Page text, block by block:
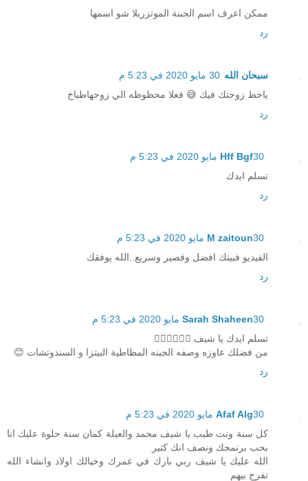
ممكن اعرف اسم الجبنة الموتزريلا شو اسمها
رد
سبحان الله 30 مايو 2020 في 5:23 م
ياحظ زوجتك فيك 😅 فعلا محظوظه الي زوجهاطباخ
رد
Hff Bgf30 مايو 2020 في 5:23 م
تسلم ايدك
رد
M zaitoun30 مايو 2020 في 5:23 م
الفيديو فبيتك افضل وقصير وسريع..الله يوفقك
رد
Sarah Shaheen30 مايو 2020 في 5:23 م
تسلم ايدك يا شيف ⁦👍🏻⁩⁦👍🏻⁩⁦👍🏻⁩
من فضلك عاوزه وصفه الجبنه المطاطية البيتزا و السندوتشات 😊
رد
Afaf Alg30 مايو 2020 في 5:23 م
كل سنة ونت طيب يا شيف محمد والعيلة كمان سنة حلوة عليك انا
بحب برنمجك ونصف انك كتير
الله عليك يا شيف ربي بارك في عمرك وخيالك اولاد وانشاء الله
تفرح بيهم